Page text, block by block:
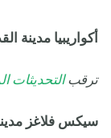
أكواريبيا مدينة
ترقبالتحديثات
سيكس فلاغز